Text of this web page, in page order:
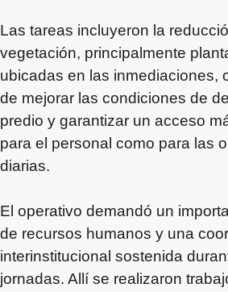
Las tareas incluyeron la
vegetación, principalmente
ubicadas en las inmediaciones,
de mejorar las condiciones de
predio y garantizar un acceso
para el personal como para las
diarias.
El operativo demandó un
de recursos humanos y una
interinstitucional sostenida
jornadas. Allí se realizaron